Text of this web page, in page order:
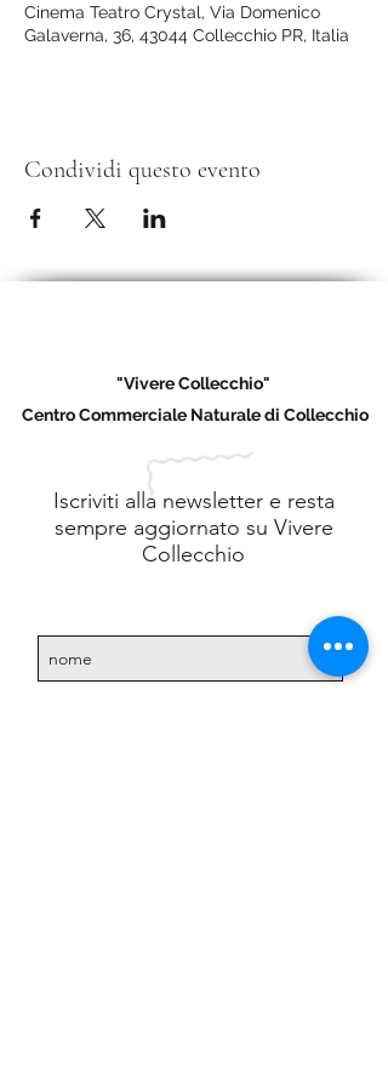
Cinema Teatro Crystal, Via Domenico
Galaverna, 36, 43044 Collecchio PR, Italia
Condividi questo evento
"Vivere Collecchio"
Centro Commerciale Naturale di Collecchio
Iscriviti alla newsletter e resta
sempre aggiornato su Vivere
Collecchio